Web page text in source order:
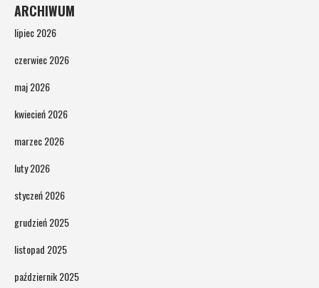
ARCHIWUM
lipiec 2026
czerwiec 2026
maj 2026
kwiecień 2026
marzec 2026
luty 2026
styczeń 2026
grudzień 2025
listopad 2025
październik 2025